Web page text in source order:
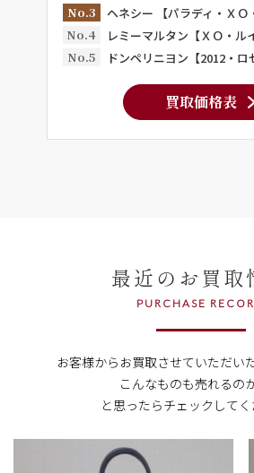
No.3
ヘネシー 【パラディ・ＸＯ
No.4
レミーマルタン【ＸＯ・ル
No.5
ドンペリニヨン【2012・ロ
買取価格表
最近のお買取
PURCHASE
お客様からお買取させていただい
こんなものも売れるの
と思ったらチェックしてく